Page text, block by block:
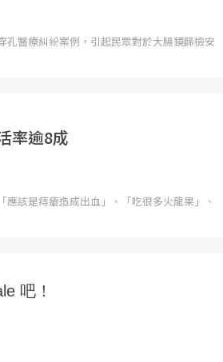
孔醫療糾紛案例，引起民眾對於大腸鏡篩檢安
率逾8成
應該是痔瘡造成出血」、「吃很多火龍果」、